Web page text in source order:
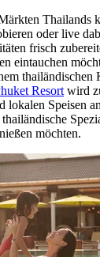
Thailands
oder live
frisch
eintauchen
thailändischen
Resort wird
lokalen Speisen
möchten.